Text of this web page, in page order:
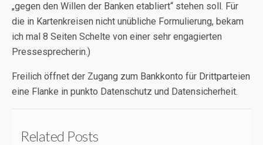
„gegen den Willen der Banken etabliert“ stehen soll. Für
die in Kartenkreisen nicht unübliche Formulierung, bekam
ich mal 8 Seiten Schelte von einer sehr engagierten
Pressesprecherin.)
Freilich öffnet der Zugang zum Bankkonto für Drittparteien
eine Flanke in punkto Datenschutz und Datensicherheit.
Related Posts